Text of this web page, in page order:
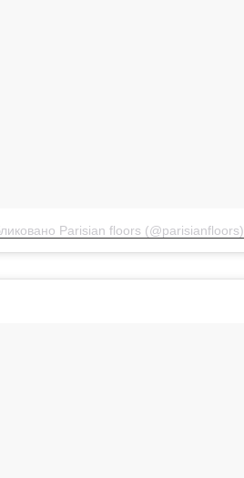
Parisian floors (@parisianfloors)